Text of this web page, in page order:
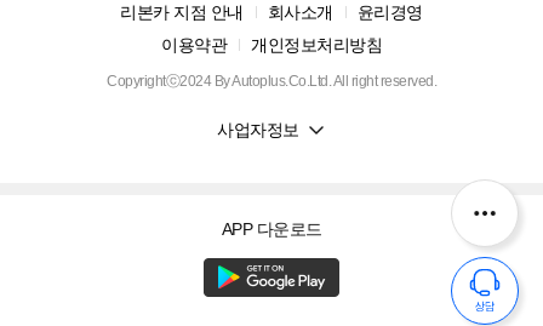
리본카 지점 안내 회사소개
윤리경영
이용약관
개인정보처리방침
Copyrightⓒ2024 By Autoplus.Co.Ltd. All right reserved.
사업자정보
APP 다운로드